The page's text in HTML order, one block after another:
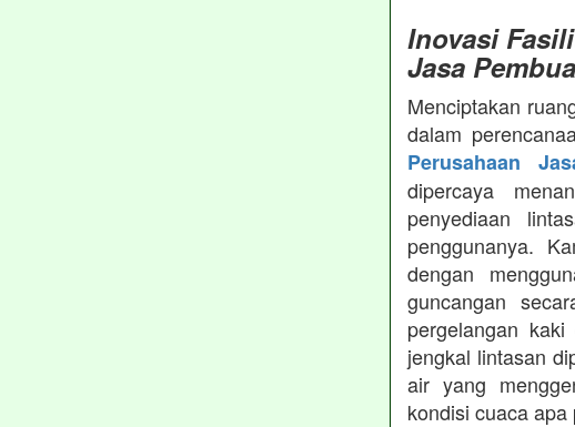
Inovasi
Jasa
Menciptakan
dalam
Perusahaan
dipercaya
penyediaan
penggunanya.
dengan
guncangan
pergelangan
jengkal lintasan
air yang
kondisi cuaca apa